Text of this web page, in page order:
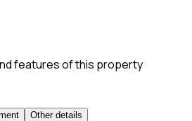
features of this property
Other details